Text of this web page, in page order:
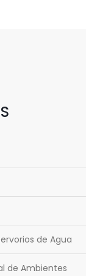
de Agua
de Ambientes